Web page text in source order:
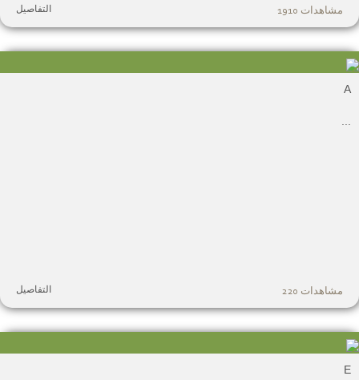
مشاهدات 1910 التفاصيل
مشاهدات 220 التفاصيل